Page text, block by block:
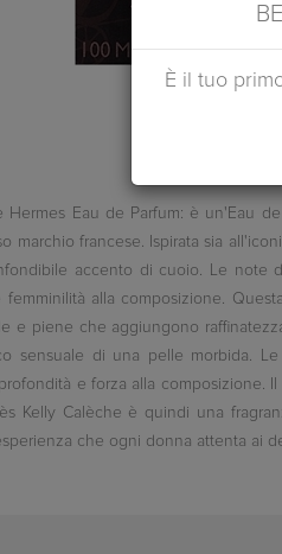
Hermes Eau de Parfum: è un'Eau
marchio francese. Ispirata sia
accento di cuoio. Le note
femminilità alla composizione.
e piene che aggiungono
sensuale di una pelle morbida.
e forza alla composizione.
Kelly Calèche è quindi una
che ogni donna attenta ai
È il tuo